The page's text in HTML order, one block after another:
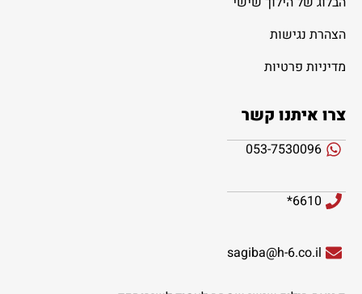
הצהרת נגישות
מדיניות פרטיות
צרו איתנו קשר
053-7530096
6610*
sagiba@h-6.co.il